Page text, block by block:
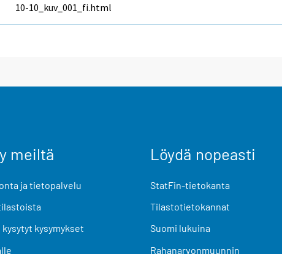
10-10_kuv_001_fi.html
meiltä
ja tietopalvelu
kysytyt kysymykset
Löydä nopeasti
StatFin-tietokanta
Tilastotietokannat
Suomi lukuina
Rahanarvonmuunnin